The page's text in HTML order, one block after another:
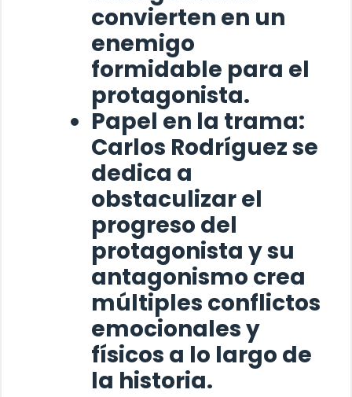
convierten en un
enemigo
formidable para el
protagonista.
Papel en la trama:
Carlos Rodríguezse
dedica a
obstaculizar el
progreso del
protagonista y su
antagonismo crea
múltiples conflictos
emocionales y
físicos a lo largo de
la historia.